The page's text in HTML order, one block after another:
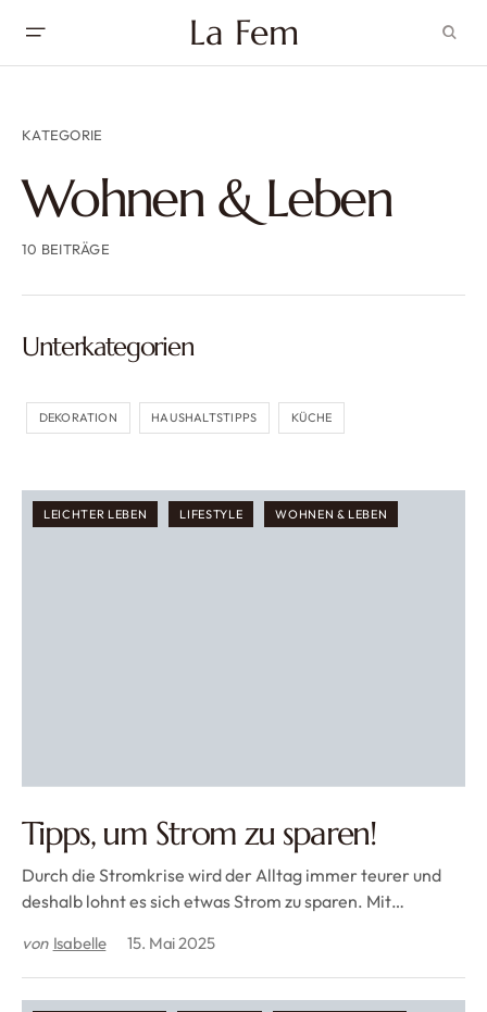
La Fem
KATEGORIE
Wohnen & Leben
10 BEITRÄGE
Unterkategorien
DEKORATION HAUSHALTSTIPPS KÜCHE
LEICHTER LEBEN LIFESTYLE WOHNEN & LEBEN
Tipps, um Strom zu sparen!
Durch die Stromkrise wird der Alltag immer teurer und
deshalb lohnt es sich etwas Strom zu sparen. Mit…
von Isabelle 15. Mai 2025